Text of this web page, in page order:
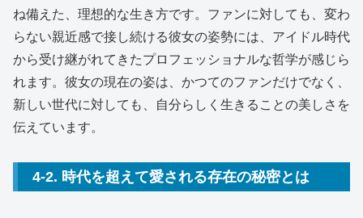
ね備えた、理想的な生き方です。ファンに対しても、変わ
らない親近感で接し続ける彼女の姿勢には、アイドル時代
から受け継がれてきたプロフェッショナルな哲学が感じら
れます。彼女の現在の姿は、かつてのファンだけでなく、
新しい世代に対しても、自分らしく生きることの美しさを
伝えています。
4-2. 時代を超えて愛される存在の秘密とは